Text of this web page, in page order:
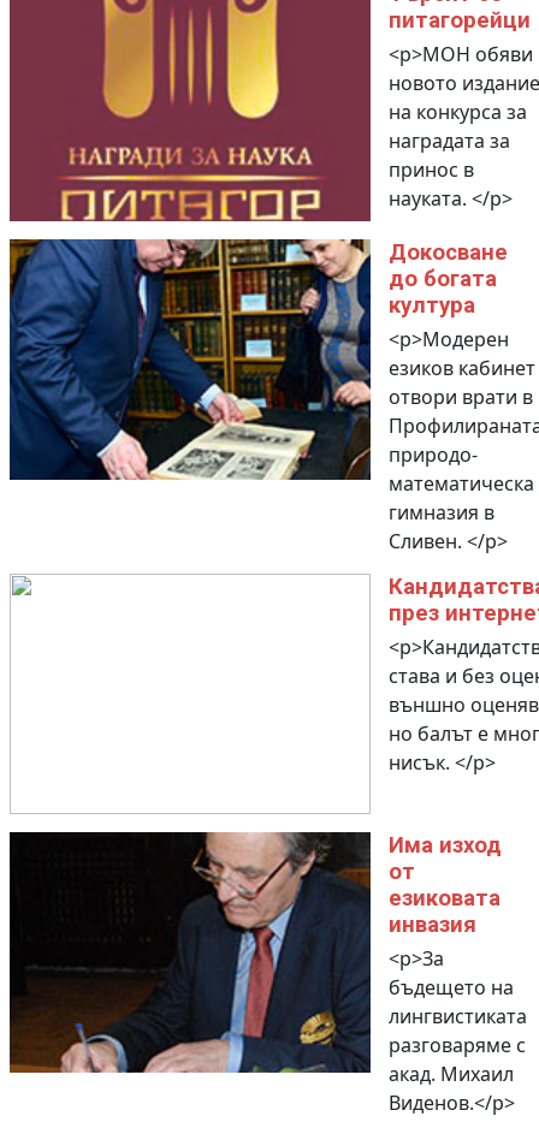
питагорейци
<p>МОН обяви
новото издание
на конкурса за
наградата за
принос в
науката. </p>
Докосване
до богата
култура
<p>Модерен
езиков кабинет
отвори врати в
природо-
математическа
гимназия в
Сливен. </p>
през
става и без
външно
но балът е
нисък. </p>
Има изход
от
езиковата
инвазия
<p>За
бъдещето на
лингвистиката
разговаряме с
акад. Михаил
Виденов.</p>